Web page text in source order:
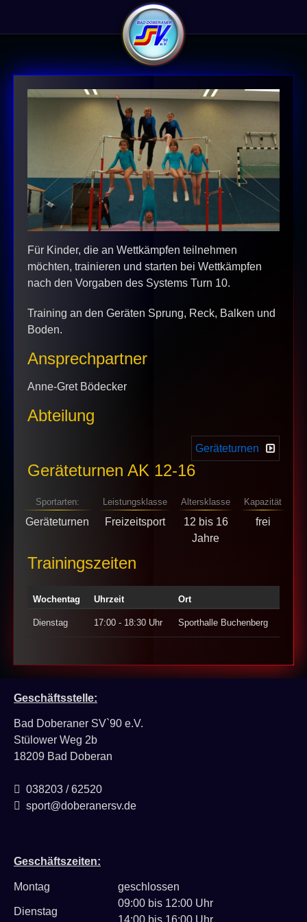
Für Kinder, die an Wettkämpfen teilnehmen
möchten, trainieren und starten bei Wettkämpfen
nach den Vorgaben des Systems Turn 10.
Training an den Geräten Sprung, Reck, Balken und
Boden.
Ansprechpartner
Anne-Gret Bödecker
Abteilung
Geräteturnen
Geräteturnen AK 12-16
Sportarten:
Geräteturnen
Leistungsklasse
Freizeitsport
Altersklasse
12 bis 16
Jahre
Kapazität
frei
Trainingszeiten
Wochentag Uhrzeit Ort
Dienstag 17:00 - 18:30 Uhr Sporthalle Buchenberg
Geschäftsstelle:
Bad Doberaner SV`90 e.V.
Stülower Weg 2b
18209 Bad Doberan
038203 / 62520
sport@doberanersv.de
Geschäftszeiten:
Montag geschlossen
Dienstag
09:00 bis 12:00 Uhr
14:00 bis 16:00 Uhr